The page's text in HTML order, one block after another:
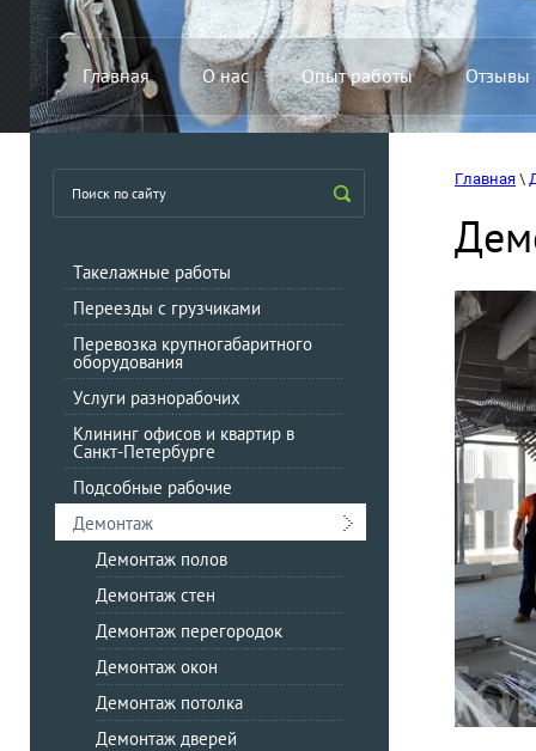
Главная О нас Опыт работы Отзывы
Такелажные работы
Переезды с грузчиками
Перевозка крупногабаритного
оборудования
Услуги разнорабочих
Клининг офисов и квартир в
Санкт-Петербурге
Подсобные рабочие
Демонтаж
Демонтаж полов
Демонтаж стен
Демонтаж перегородок
Демонтаж окон
Демонтаж потолка
Демонтаж дверей
Главная \